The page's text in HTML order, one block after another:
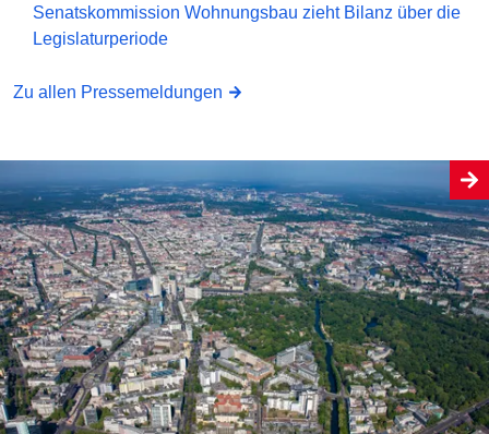
Senatskommission Wohnungsbau zieht Bilanz über die
Legislaturperiode
Zu allen Pressemeldungen